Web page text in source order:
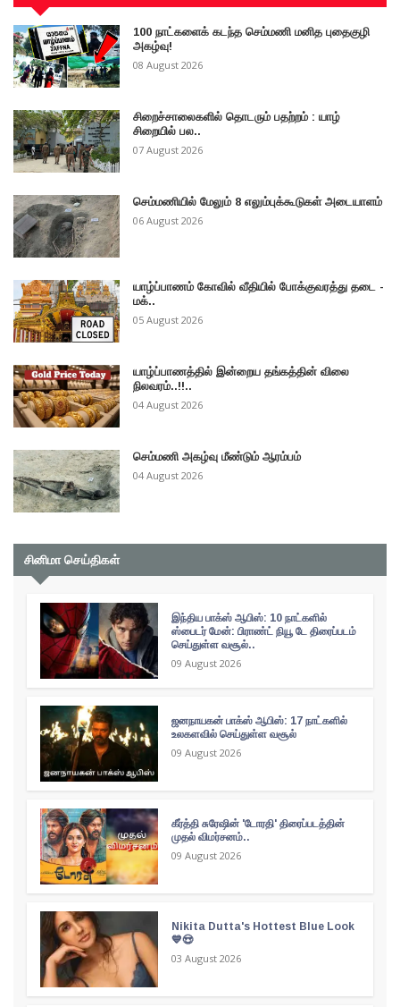
100 நாட்களைக் கடந்த செம்மணி மனித புதைகுழி
அகழ்வு!
08 August 2026
சிறைச்சாலைகளில் தொடரும் பதற்றம் : யாழ்
சிறையில் பல..
07 August 2026
செம்மணியில் மேலும் 8 எலும்புக்கூடுகள் அடையாளம்
06 August 2026
யாழ்ப்பாணம் கோவில் வீதியில் போக்குவரத்து தடை -
மக்..
05 August 2026
யாழ்ப்பாணத்தில் இன்றைய தங்கத்தின் விலை
நிலவரம்..!!..
04 August 2026
செம்மணி அகழ்வு மீண்டும் ஆரம்பம்
04 August 2026
சினிமா செய்திகள்
இந்திய பாக்ஸ் ஆபிஸ்: 10 நாட்களில்
ஸ்பைடர் மேன்: பிராண்ட் நியூ டே திரைப்படம்
செய்துள்ள வசூல்..
09 August 2026
ஜனநாயகன் பாக்ஸ் ஆபிஸ்: 17 நாட்களில்
உலகளவில் செய்துள்ள வசூல்
09 August 2026
கீர்த்தி சுரேஷின் 'டோரதி' திரைப்படத்தின்
முதல் விமர்சனம்..
09 August 2026
Nikita Dutta's Hottest Blue Look
💙😍
03 August 2026